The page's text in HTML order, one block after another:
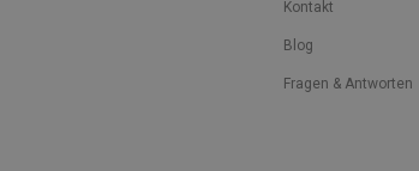
Kontakt
Blog
Fragen & Antworten